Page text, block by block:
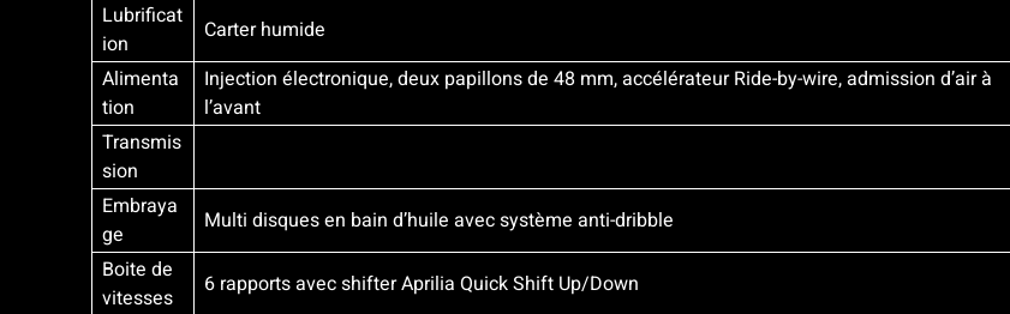
Lubrificat
ion
Carter humide
Alimenta
tion
Injection électronique, deux papillons de 48 mm, accélérateur Ride-by-wire, admission d’air à
l’avant
Transmis
sion
Embraya
ge
Multi disques en bain d’huile avec système anti-dribble
Boite de
vitesses
6 rapports avec shifter Aprilia Quick Shift Up/Down